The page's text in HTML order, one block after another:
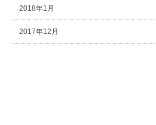
2018年1月
2017年12月